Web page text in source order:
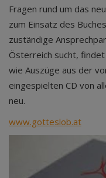
Fragen rund um das
zum Einsatz des
zuständige
Österreich sucht,
wie Auszüge aus der
eingespielten CD von
neu.
www.gotteslob.at